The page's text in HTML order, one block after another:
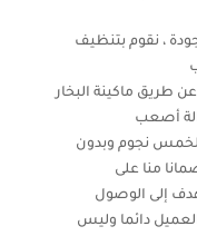
، نقوم بتنظيف
طريق ماكينة البخار
أصعب
نجوم وبدون
منا على
إلى الوصول
دائما وليس